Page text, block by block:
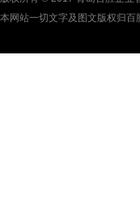
本网站一切文字及图文版权归